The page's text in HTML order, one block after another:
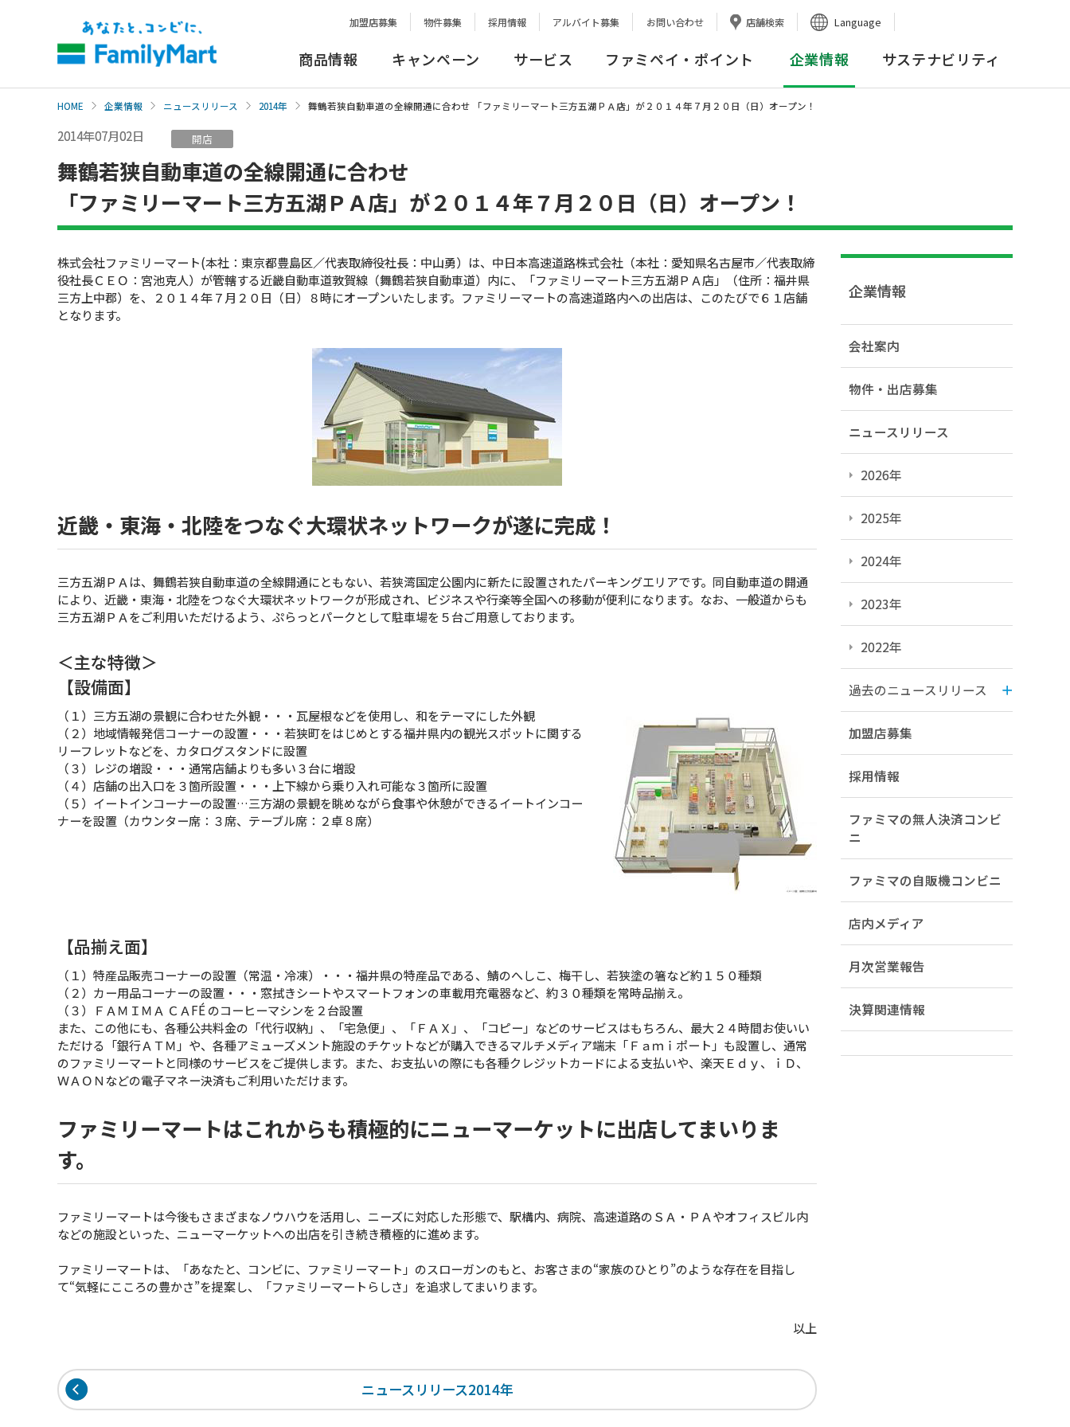
加盟店募集 物件募集 採用情報 アルバイト募集 お問い合わせ 店舗検索 Language
商品情報 キャンペーン サービス ファミペイ・ポイント 企業情報 サステナビリティ
HOME 企業情報 ニュースリリース 2014年 舞鶴若狭自動車道の全線開通に合わせ 「ファミリーマート三方五湖ＰＡ店」が２０１４年７月２０日（日）オープン！
2014年07月02日 開店
舞鶴若狭自動車道の全線開通に合わせ
「ファミリーマート三方五湖ＰＡ店」が２０１４年７月２０日（日）オープン！
株式会社ファミリーマート(本社：東京都豊島区／代表取締役社長：中山勇）は、中日本高速道路株式会社（本社：愛知県名古屋市／代表取締
役社長ＣＥＯ：宮池克人）が管轄する近畿自動車道敦賀線（舞鶴若狭自動車道）内に、「ファミリーマート三方五湖ＰＡ店」（住所：福井県
三方上中郡）を、２０１４年７月２０日（日）８時にオープンいたします。ファミリーマートの高速道路内への出店は、このたびで６１店舗
となります。
近畿・東海・北陸をつなぐ大環状ネットワークが遂に完成！
三方五湖ＰＡは、舞鶴若狭自動車道の全線開通にともない、若狭湾国定公園内に新たに設置されたパーキングエリアです。同自動車道の開通
により、近畿・東海・北陸をつなぐ大環状ネットワークが形成され、ビジネスや行楽等全国への移動が便利になります。なお、一般道からも
三方五湖ＰＡをご利用いただけるよう、ぷらっとパークとして駐車場を５台ご用意しております。
＜主な特徴＞
【設備面】
（１）三方五湖の景観に合わせた外観・・・瓦屋根などを使用し、和をテーマにした外観
（２）地域情報発信コーナーの設置・・・若狭町をはじめとする福井県内の観光スポットに関する
リーフレットなどを、カタログスタンドに設置
（３）レジの増設・・・通常店舗よりも多い３台に増設
（４）店舗の出入口を３箇所設置・・・上下線から乗り入れ可能な３箇所に設置
（５）イートインコーナーの設置…三方湖の景観を眺めながら食事や休憩ができるイートインコー
ナーを設置（カウンター席：３席、テーブル席：２卓８席）
【品揃え面】
（１）特産品販売コーナーの設置（常温・冷凍）・・・福井県の特産品である、鯖のへしこ、梅干し、若狭塗の箸など約１５０種類
（２）カー用品コーナーの設置・・・窓拭きシートやスマートフォンの車載用充電器など、約３０種類を常時品揃え。
（３）ＦＡＭＩＭＡ ＣＡFÉ のコーヒーマシンを２台設置
また、この他にも、各種公共料金の「代行収納」、「宅急便」、「ＦＡＸ」、「コピー」などのサービスはもちろん、最大２４時間お使いい
ただける「銀行ＡＴＭ」や、各種アミューズメント施設のチケットなどが購入できるマルチメディア端末「Ｆａｍｉポート」も設置し、通常
のファミリーマートと同様のサービスをご提供します。また、お支払いの際にも各種クレジットカードによる支払いや、楽天Ｅｄｙ、ｉＤ、
ＷＡＯＮなどの電子マネー決済もご利用いただけます。
ファミリーマートはこれからも積極的にニューマーケットに出店してまいりま
す。
ファミリーマートは今後もさまざまなノウハウを活用し、ニーズに対応した形態で、駅構内、病院、高速道路のＳＡ・ＰＡやオフィスビル内
などの施設といった、ニューマーケットへの出店を引き続き積極的に進めます。
ファミリーマートは、「あなたと、コンビに、ファミリーマート」のスローガンのもと、お客さまの“家族のひとり”のような存在を目指し
て“気軽にこころの豊かさ”を提案し、「ファミリーマートらしさ」を追求してまいります。
以上
ニュースリリース2014年
企業情報
会社案内
物件・出店募集
ニュースリリース
2026年
2025年
2024年
2023年
2022年
過去のニュースリリース
加盟店募集
採用情報
ファミマの無人決済コンビ
ニ
ファミマの自販機コンビニ
店内メディア
月次営業報告
決算関連情報